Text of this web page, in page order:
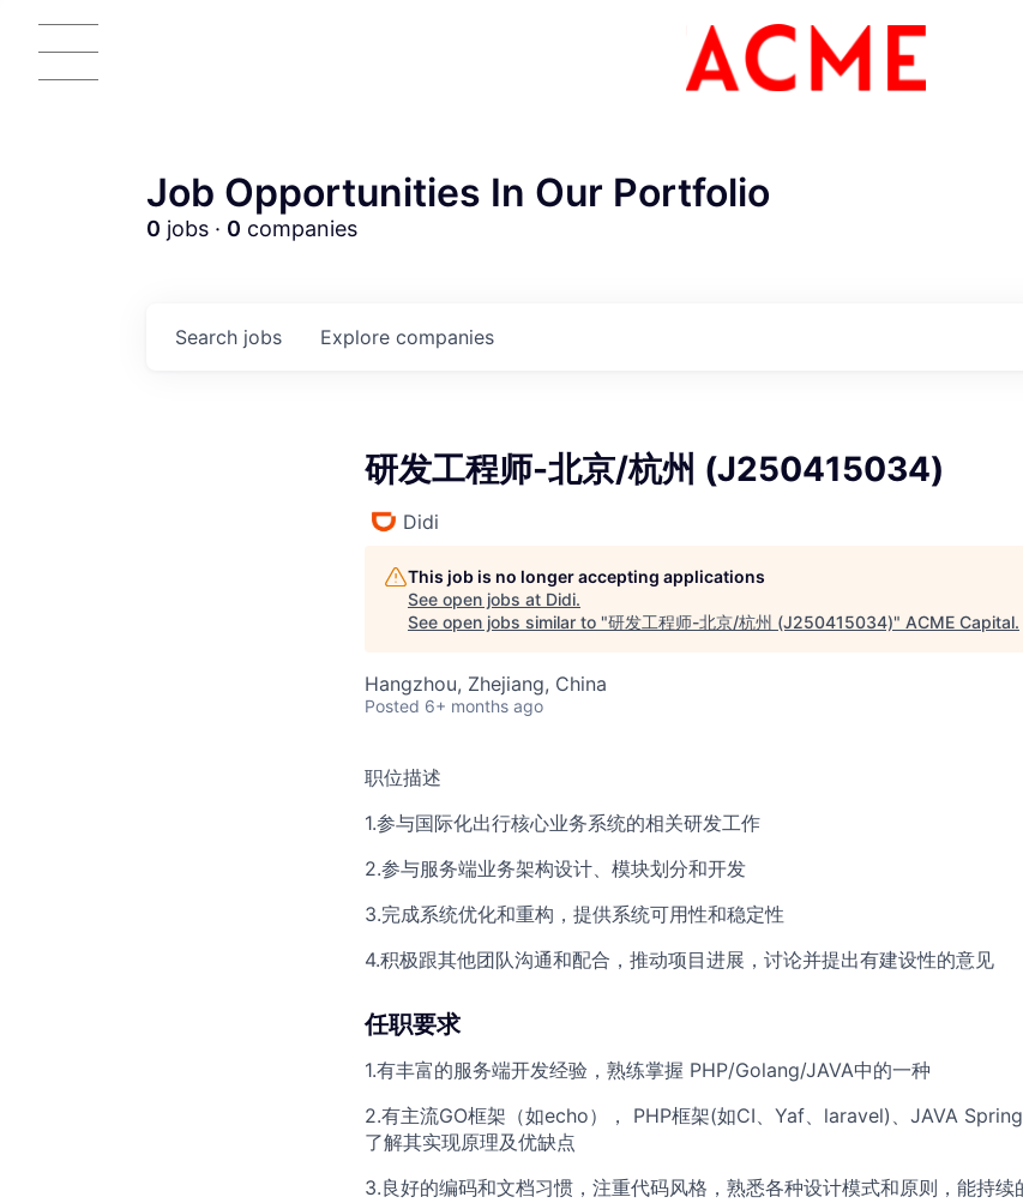
ACME
Job Opportunities In Our Portfolio
0 jobs · 0 companies
Search jobs Explore companies
研发工程师-北京/杭州 (J250415034)
Didi
This job is no longer accepting applications
See open jobs at Didi.
See open jobs similar to "研发工程师-北京/杭州 (J250415034)" ACME Capital.
Hangzhou, Zhejiang, China
Posted 6+ months ago
职位描述
1.参与国际化出行核心业务系统的相关研发工作
2.参与服务端业务架构设计、模块划分和开发
3.完成系统优化和重构，提供系统可用性和稳定性
4.积极跟其他团队沟通和配合，推动项目进展，讨论并提出有建设性的意见
任职要求
1.有丰富的服务端开发经验，熟练掌握 PHP/Golang/JAVA中的一种
2.有主流GO框架（如echo）， PHP框架(如CI、Yaf、laravel)、JAVA
了解其实现原理及优缺点
3.良好的编码和文档习惯，注重代码风格，熟悉各种设计模式和原则，能持续